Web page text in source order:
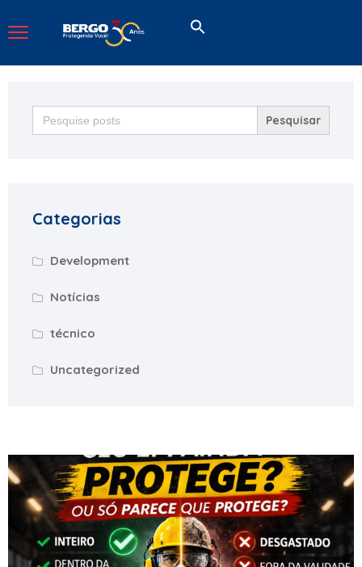
Search
for:
Categorias
Development
Notícias
técnico
Uncategorized